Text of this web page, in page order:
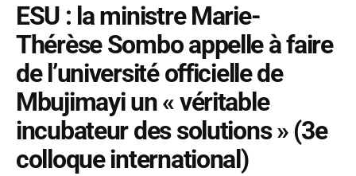
ESU : la ministre Marie-
Thérèse Sombo appelle à faire
de l’université officielle de
Mbujimayi un « véritable
incubateur des solutions » (3e
colloque international)